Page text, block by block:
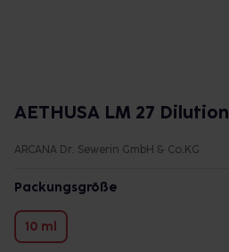
AETHUSA LM 27 Dilution
ARCANA Dr. Sewerin GmbH & Co.KG
Packungsgröße
10 ml